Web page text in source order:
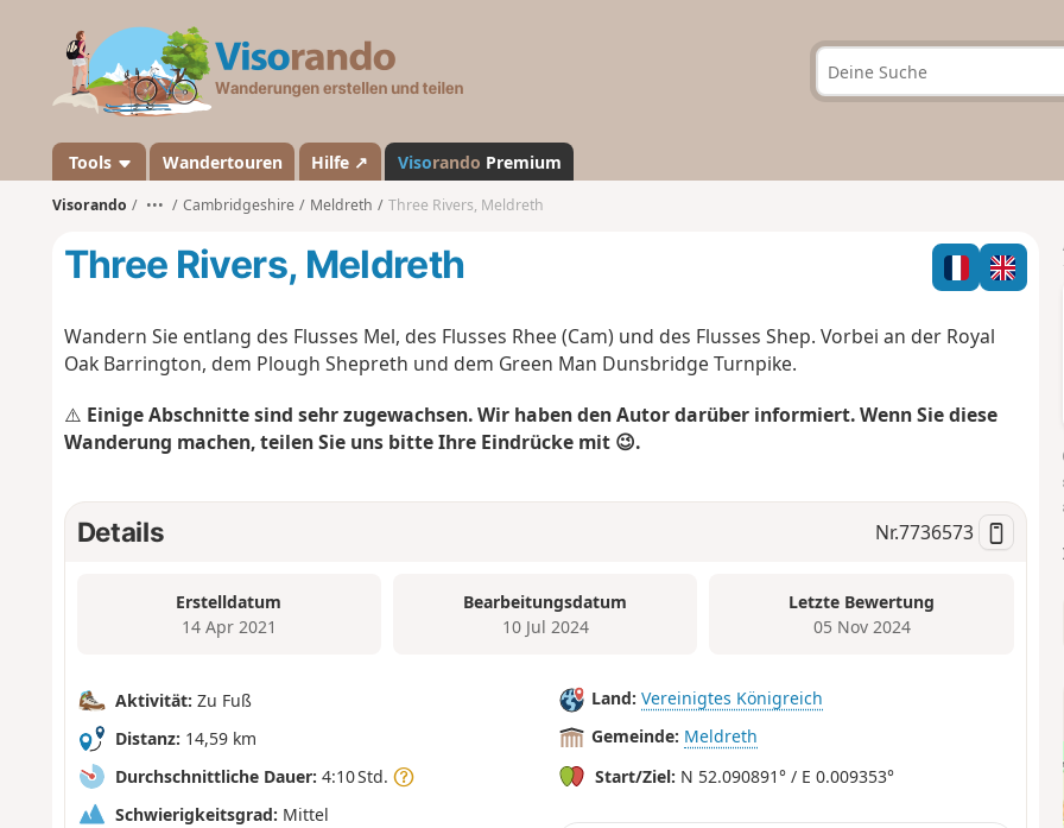
a
n
d
Tools Wandertouren Hilfe ↗ Visorando Premium
Visorando ••• Cambridgeshire Meldreth Three Rivers, Meldreth
Three Rivers, Meldreth
Wandern Sie entlang des Flusses Mel, des Flusses Rhee (Cam) und des Flusses Shep. Vorbei an der Royal
Oak Barrington, dem Plough Shepreth und dem Green Man Dunsbridge Turnpike.
⚠️ Einige Abschnitte sind sehr zugewachsen. Wir haben den Autor darüber informiert. Wenn Sie diese
Wanderung machen, teilen Sie uns bitte Ihre Eindrücke mit 😉.
Details Nr.7736573
Erstelldatum
14 Apr 2021
Bearbeitungsdatum
10 Jul 2024
Letzte Bewertung
05 Nov 2024
Aktivität: Zu Fuß
Distanz: 14,59 km
Durchschnittliche Dauer: 4:10 Std.
Schwierigkeitsgrad: Mittel
Land: Vereinigtes Königreich
Gemeinde: Meldreth
Start/Ziel: N 52.090891° / E 0.009353°